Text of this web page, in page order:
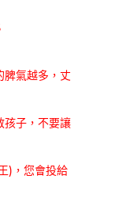
脾氣越多，丈
孩子，不要讓
)，您會投給